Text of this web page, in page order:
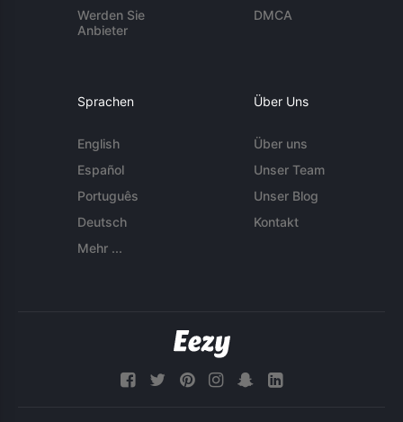
Werden Sie
Anbieter
DMCA
Sprachen
English
Español
Português
Deutsch
Mehr ...
Über Uns
Über uns
Unser Team
Unser Blog
Kontakt